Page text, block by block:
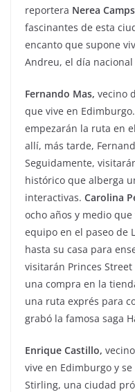
reportera Nerea Camps
fascinantes de esta
encanto que supone
Andreu, el día
Fernando Mas, vecino
que vive en
empezarán la ruta en
allí, más tarde,
Seguidamente,
histórico que alberga
interactivas. Carolina
ocho años y medio
equipo en el paseo de
hasta su casa para
visitarán Princes
una compra en la
una ruta exprés para
grabó la famosa saga
Enrique Castillo,
vive en Edimburgo y
Stirling, una ciudad